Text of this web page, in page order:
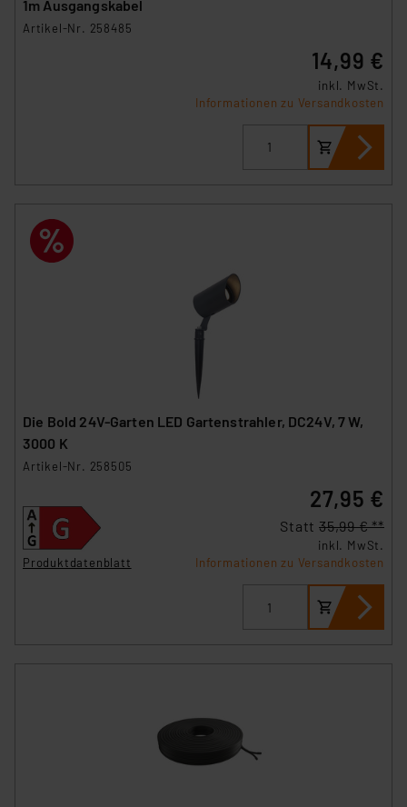
1m Ausgangskabel
Artikel-Nr. 258485
14,99 €
inkl. MwSt.
Informationen zu Versandkosten
Die Bold 24V-Garten LED Gartenstrahler, DC24V, 7 W,
3000 K
Artikel-Nr. 258505
Produktdatenblatt
27,95 €
Statt 35,99 € **
inkl. MwSt.
Informationen zu Versandkosten